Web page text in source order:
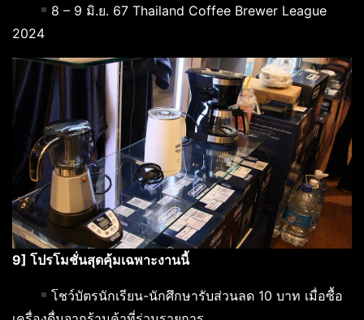
8 – 9 มิ.ย. 67 Thailand Coffee Brewer League
2024
9] โปรโมชั่นสุดคุ้มเฉพาะงานนี้
โชว์บัตรนักเรียน-นักศึกษารับส่วนลด 10 บาท เมื่อซื้อ